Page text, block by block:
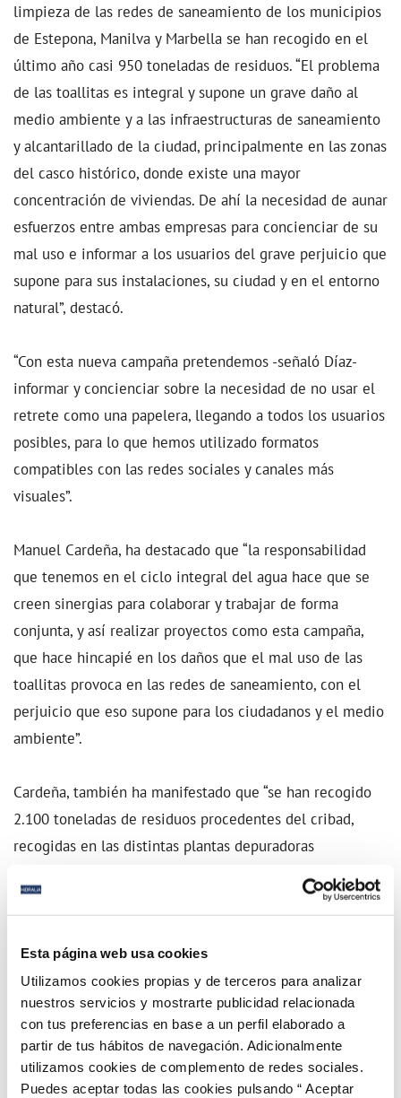
Esta página web usa cookies
Utilizamos cookies propias y de terceros para analizar
nuestros servicios y mostrarte publicidad relacionada
con tus preferencias en base a un perfil elaborado a
partir de tus hábitos de navegación. Adicionalmente
utilizamos cookies de complemento de redes sociales.
Puedes aceptar todas las cookies pulsando “ Aceptar
limpieza de las redes de saneamiento de los municipios
de Estepona, Manilva y Marbella se han recogido en el
último año casi 950 toneladas de residuos. “El problema
de las toallitas es integral y supone un grave daño al
medio ambiente y a las infraestructuras de saneamiento
y alcantarillado de la ciudad, principalmente en las zonas
del casco histórico, donde existe una mayor
concentración de viviendas. De ahí la necesidad de aunar
esfuerzos entre ambas empresas para concienciar de su
mal uso e informar a los usuarios del grave perjuicio que
supone para sus instalaciones, su ciudad y en el entorno
natural”, destacó.
“Con esta nueva campaña pretendemos -señaló Díaz-
informar y concienciar sobre la necesidad de no usar el
retrete como una papelera, llegando a todos los usuarios
posibles, para lo que hemos utilizado formatos
compatibles con las redes sociales y canales más
visuales”.
Manuel Cardeña, ha destacado que “la responsabilidad
que tenemos en el ciclo integral del agua hace que se
creen sinergias para colaborar y trabajar de forma
conjunta, y así realizar proyectos como esta campaña,
que hace hincapié en los daños que el mal uso de las
toallitas provoca en las redes de saneamiento, con el
perjuicio que eso supone para los ciudadanos y el medio
ambiente”.
Cardeña, también ha manifestado que “se han recogido
2.100 toneladas de residuos procedentes del cribad,
recogidas en las distintas plantas depuradoras
gestionadas por Acosol, S.A. durante 2018, siendo las
toallitas el principal desecho. El problema de las mismas
un mal funcionamiento del servicio, supone un grave
daño al medio ambiente de la ciudad. Ya hemos
trabajado conjuntamente con Hidralia en este tipo de
campañas, ahora queremos centrarnos en transmitir este
mensaje de manera muy visual y para ello utilizaremos
como plataforma las redes sociales, además de la